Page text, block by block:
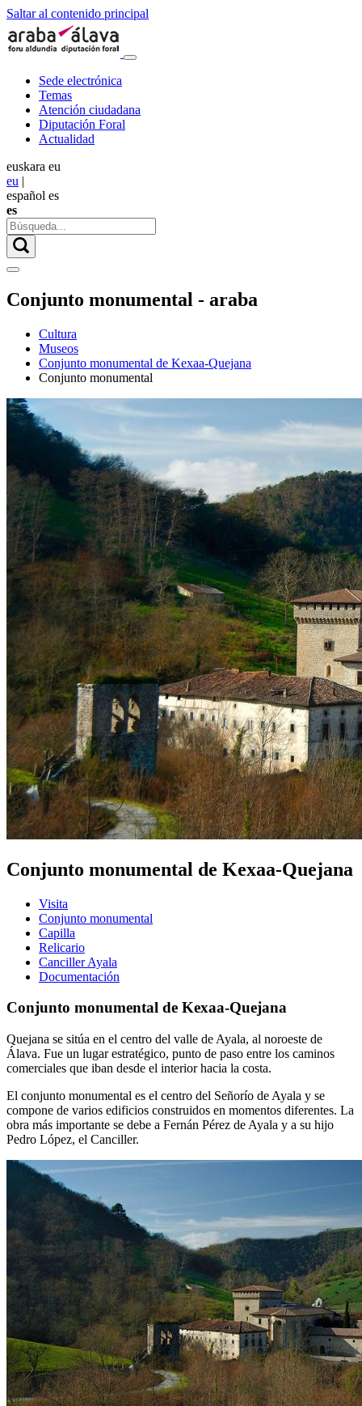
Saltar al contenido principal
Sede electrónica
Temas
Atención ciudadana
Diputación Foral
Actualidad
euskara eu
eu |
español es
es
Conjunto monumental - araba
Cultura
Museos
Conjunto monumental de Kexaa-Quejana
Conjunto monumental
Conjunto monumental de Kexaa-Quejana
Visita
Conjunto monumental
Capilla
Relicario
Canciller Ayala
Documentación
Conjunto monumental de Kexaa-Quejana
Quejana se sitúa en el centro del valle de Ayala, al noroeste de
Álava. Fue un lugar estratégico, punto de paso entre los caminos
comerciales que iban desde el interior hacia la costa.
El conjunto monumental es el centro del Señorío de Ayala y se
compone de varios edificios construidos en momentos diferentes. La
obra más importante se debe a Fernán Pérez de Ayala y a su hijo
Pedro López, el Canciller.